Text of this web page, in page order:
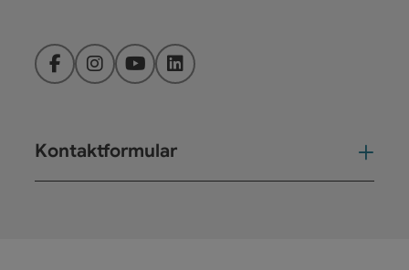
FacebookInstagramYouTubeLinkedIn
Kontaktformular